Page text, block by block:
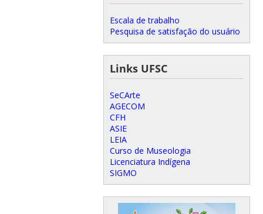
Escala de trabalho
Pesquisa de satisfação do usuário
Links UFSC
SeCArte
AGECOM
CFH
ASIE
LEIA
Curso de Museologia
Licenciatura Indígena
SIGMO